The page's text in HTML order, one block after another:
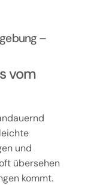
–
vom
und
übersehen
kommt.